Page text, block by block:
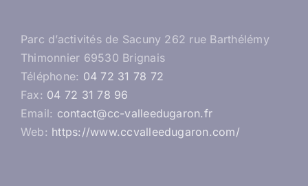
Parc d’activités de Sacuny 262 rue Barthélémy
Thimonnier 69530 Brignais
Téléphone: 04 72 31 78 72
Fax: 04 72 31 78 96
Email: contact@cc-valleedugaron.fr
Web: https://www.ccvalleedugaron.com/